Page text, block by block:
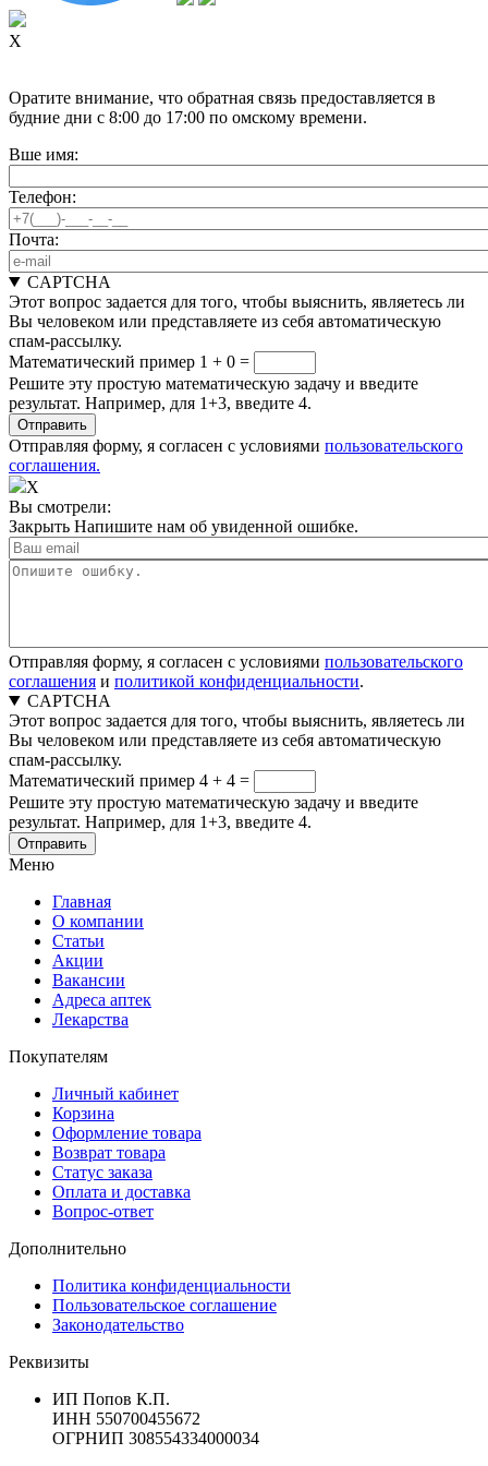
X
Оратите внимание, что обратная связь предоставляется в
будние дни с 8:00 до 17:00 по омскому времени.
Вше имя:
Телефон:
Почта:
CAPTCHA
Этот вопрос задается для того, чтобы выяснить, являетесь ли
Вы человеком или представляете из себя автоматическую
спам-рассылку.
Математический пример 1 + 0 =
Решите эту простую математическую задачу и введите
результат. Например, для 1+3, введите 4.
Отправляя форму, я согласен с условиями пользовательского
соглашения.
X
Вы смотрели:
Закрыть Напишите нам об увиденной ошибке.
Отправляя форму, я согласен с условиями пользовательского
соглашения и политикой конфиденциальности.
CAPTCHA
Этот вопрос задается для того, чтобы выяснить, являетесь ли
Вы человеком или представляете из себя автоматическую
спам-рассылку.
Математический пример 4 + 4 =
Решите эту простую математическую задачу и введите
результат. Например, для 1+3, введите 4.
Меню
Главная
О компании
Статьи
Акции
Вакансии
Адреса аптек
Лекарства
Покупателям
Личный кабинет
Корзина
Оформление товара
Возврат товара
Статус заказа
Оплата и доставка
Вопрос-ответ
Дополнительно
Политика конфиденциальности
Пользовательское соглашение
Законодательство
Реквизиты
ИП Попов К.П.
ИНН 550700455672
ОГРНИП 308554334000034